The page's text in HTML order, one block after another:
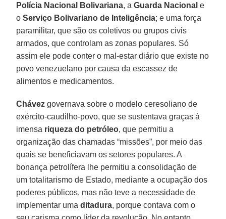
Polícia Nacional Bolivariana, aGuarda Nacional e
oServiço Bolivariano de Inteligência; e uma força
paramilitar, que são os coletivos ou grupos civis
armados, que controlam as zonas populares. Só
assim ele pode conter o mal-estar diário que existe no
povo venezuelano por causa da escassez de
alimentos e medicamentos.
Chávez governava sobre o modelo ceresoliano de
exército-caudilho-povo, que se sustentava graças à
imensa riqueza do petróleo, que permitiu a
organização das chamadas “missões”, por meio das
quais se beneficiavam os setores populares. A
bonança petrolífera lhe permitiu a consolidação de
um totalitarismo de Estado, mediante a ocupação dos
poderes públicos, mas não teve a necessidade de
implementar umaditadura, porque contava com o